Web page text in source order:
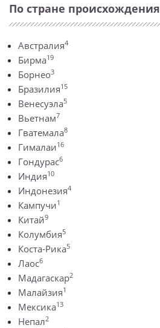
По стране происхождения
Австралия4
Бирма19
Борнео3
Бразилия15
Венесуэла5
Вьетнам7
Гватемала8
Гималаи16
Гондурас6
Индия10
Индонезия4
Кампучи1
Китай9
Колумбия5
Коста-Рика5
Лаос6
Мадагаскар2
Малайзия1
Мексика13
Непал2